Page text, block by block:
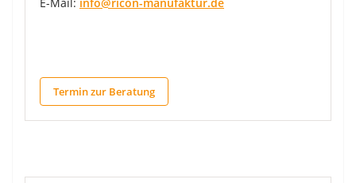
Termin zur Beratung